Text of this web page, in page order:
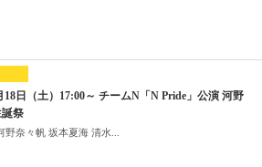
18日（土）17:00～ チームN「N Pride」公演 河野
祭
野奈々帆 坂本夏海 清水...